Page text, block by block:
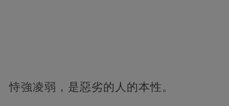
恃強凌弱，是惡劣的人的本性。